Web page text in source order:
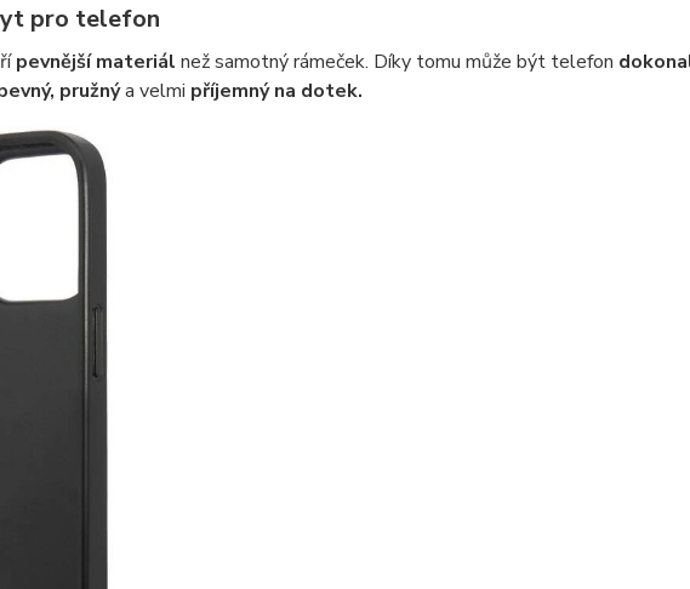
pro telefon
pevnější materiál než samotný rámeček. Díky tomu může být telefon
, pružnýa velmi příjemný na dotek.